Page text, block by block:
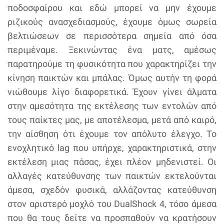
ποδοσφαίρου και εδώ μπορεί να μην έχουμε
ριζικούς ανασχεδιασμούς, έχουμε όμως σωρεία
βελτιώσεων σε περισσότερα σημεία από όσα
περιμέναμε. Ξεκινώντας ένα ματς, αμέσως
παρατηρούμε τη φυσικότητα που χαρακτηρίζει την
κίνηση παικτών και μπάλας. Όμως αυτήν τη φορά
νιώθουμε λίγο διαφορετικά. Έχουν γίνει άλματα
στην αμεσότητα της εκτέλεσης των εντολών από
τους παίκτες μας, με αποτέλεσμα, μετά από καιρό,
την αίσθηση ότι έχουμε τον απόλυτο έλεγχο. Το
ενοχλητικό lag που υπήρχε, χαρακτηριστικά, στην
εκτέλεση μιας πάσας, έχει πλέον μηδενιστεί. Οι
αλλαγές κατεύθυνσης των παικτών εκτελούνται
άμεσα, σχεδόν φυσικά, αλλάζοντας κατεύθυνση
στον αριστερό μοχλό του DualShock 4, τόσο άμεσα
που θα τους δείτε να προσπαθούν να κρατήσουν